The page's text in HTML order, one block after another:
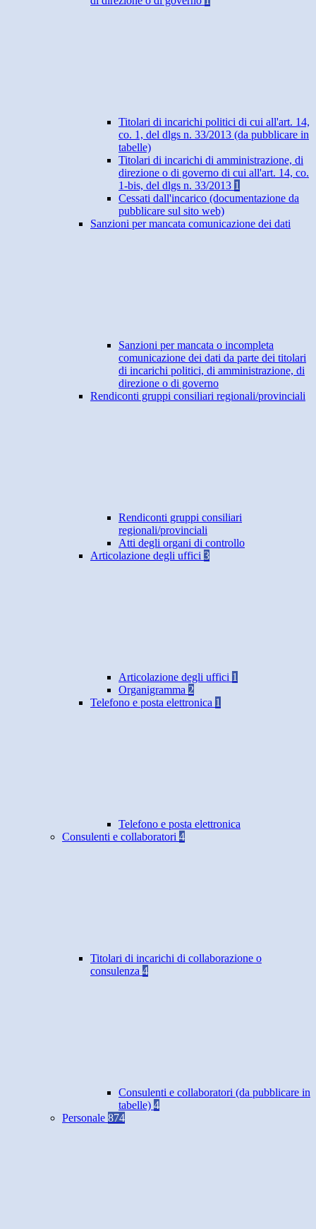
Titolari di incarichi politici di cui all'art. 14,
co. 1, del dlgs n. 33/2013 (da pubblicare in
tabelle)
Titolari di incarichi di amministrazione, di
direzione o di governo di cui all'art. 14, co.
1-bis, del dlgs n. 33/2013 1
Cessati dall'incarico (documentazione da
pubblicare sul sito web)
Sanzioni per mancata comunicazione dei dati
Sanzioni per mancata o incompleta
comunicazione dei dati da parte dei titolari
di incarichi politici, di amministrazione, di
direzione o di governo
Rendiconti gruppi consiliari regionali/provinciali
Rendiconti gruppi consiliari
regionali/provinciali
Atti degli organi di controllo
Articolazione degli uffici 3
Articolazione degli uffici 1
Organigramma 2
Telefono e posta elettronica 1
Telefono e posta elettronica
Consulenti e collaboratori 4
Titolari di incarichi di collaborazione o
consulenza 4
Consulenti e collaboratori (da pubblicare in
tabelle) 4
Personale 874